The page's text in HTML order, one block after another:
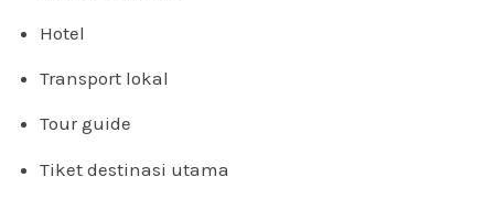
Hotel
Transport lokal
Tour guide
Tiket destinasi utama